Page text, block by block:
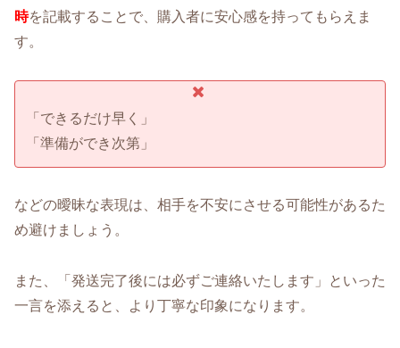
時を記載することで、購入者に安心感を持ってもらえま
す。
「できるだけ早く」
「準備ができ次第」
などの曖昧な表現は、相手を不安にさせる可能性があるた
め避けましょう。
また、「発送完了後には必ずご連絡いたします」といった
一言を添えると、より丁寧な印象になります。